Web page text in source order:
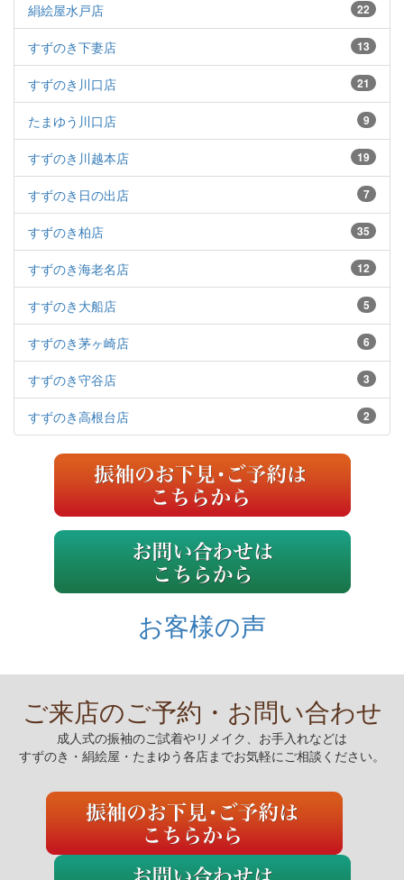
22
絹絵屋水戸店
13
すずのき下妻店
21
すずのき川口店
9
たまゆう川口店
19
すずのき川越本店
7
すずのき日の出店
35
すずのき柏店
12
すずのき海老名店
5
すずのき大船店
6
すずのき茅ヶ崎店
3
すずのき守谷店
2
すずのき高根台店
お客様の声
ご来店のご予約・お問い合わせ
成人式の振袖のご試着やリメイク、お手入れなどは
すずのき・絹絵屋・たまゆう各店までお気軽にご相談ください。